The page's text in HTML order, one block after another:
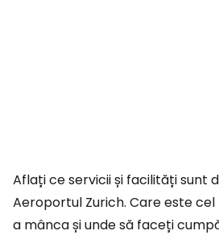
Aflați ce servicii și facilități sunt
Aeroportul Zurich. Care este
a mânca și unde să faceți